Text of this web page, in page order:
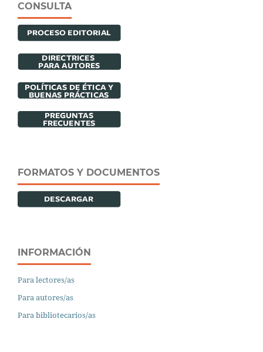
CONSULTA
FORMATOS Y DOCUMENTOS
INFORMACIÓN
Para lectores/as
Para autores/as
Para bibliotecarios/as